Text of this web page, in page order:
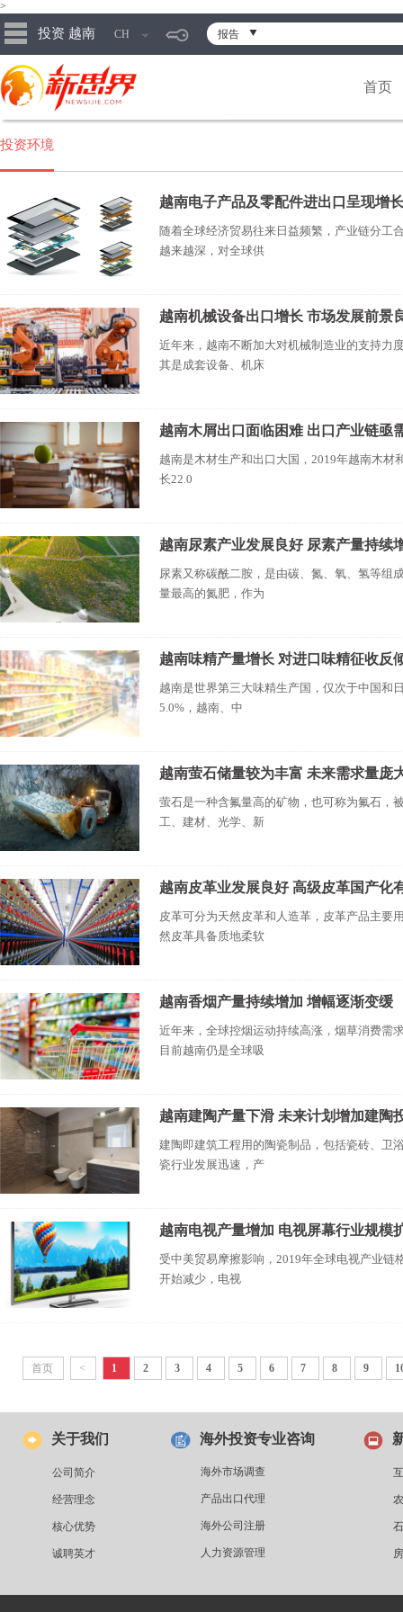
>
投资 越南 CH 报告
首页
投资环境
越南电子产品及零配件进出口呈现增
随着全球经济贸易往来日益频繁，产业链分工
越来越深，对全球供
越南机械设备出口增长 市场发展前景
近年来，越南不断加大对机械制造业的支持力
其是成套设备、机床
越南木屑出口面临困难 出口产业链亟
越南是木材生产和出口大国，2019年越南木材
长22.0
越南尿素产业发展良好 尿素产量持续
尿素又称碳酰二胺，是由碳、氮、氧、氢等组
量最高的氮肥，作为
越南味精产量增长 对进口味精征收反
越南是世界第三大味精生产国，仅次于中国和
5.0%，越南、中
越南萤石储量较为丰富 未来需求量庞
萤石是一种含氟量高的矿物，也可称为氟石，
工、建材、光学、新
越南皮革业发展良好 高级皮革国产化
皮革可分为天然皮革和人造革，皮革产品主要
然皮革具备质地柔软
越南香烟产量持续增加 增幅逐渐变缓
近年来，全球控烟运动持续高涨，烟草消费需
目前越南仍是全球吸
越南建陶产量下滑 未来计划增加建陶
建陶即建筑工程用的陶瓷制品，包括瓷砖、卫
瓷行业发展迅速，产
越南电视产量增加 电视屏幕行业规模
受中美贸易摩擦影响，2019年全球电视产业链
开始减少，电视
首页 < 1 2 3 4 5 6 7 8 9
关于我们
公司简介
经营理念
核心优势
诚聘英才
海外投资专业咨询
海外市场调查
产品出口代理
海外公司注册
人力资源管理